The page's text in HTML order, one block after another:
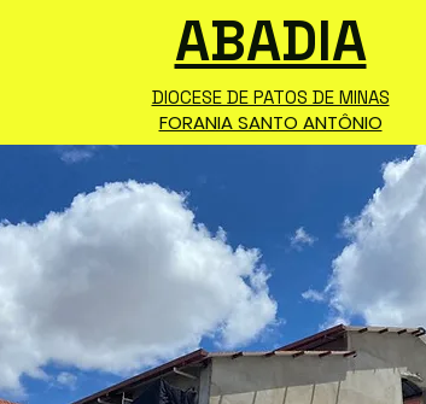
ABADIA
DIOCESE DE PATOS DE MINAS
FORANIA SANTO ANTÔNIO